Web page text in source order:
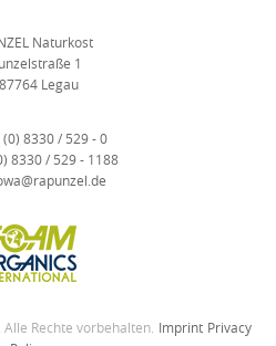
Naturkost
1
Legau
(0) 8330 / 529 - 0
8330 / 529 - 1188
Alle Rechte vorbehalten. Imprint Privacy